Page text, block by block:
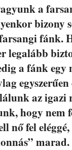
a
bizony
fánk.
legalább
a fánk egy
az igazi
hogy nem
nő fel
marad.